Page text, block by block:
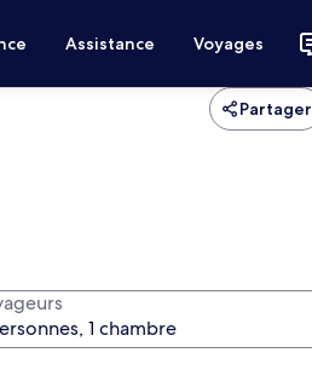
Assistance Voyages
Partager